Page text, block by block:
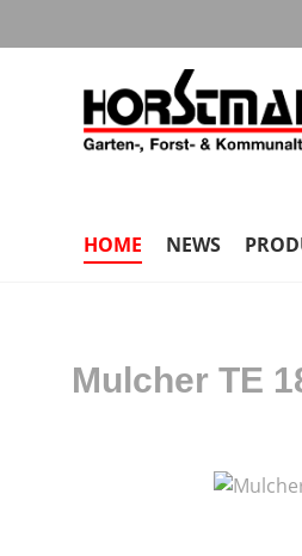
HOME NEWS
Mulcher TE
Bildergalerie überspringen